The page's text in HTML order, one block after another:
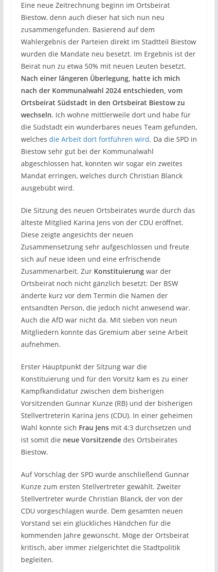
Eine neue Zeitrechnung beginn im Ortsbeirat
Biestow, denn auch dieser hat sich nun neu
zusammengefunden. Basierend auf dem
Wahlergebnis der Parteien direkt im Stadtteil Biestow
wurden die Mandate neu besetzt. Im Ergebnis ist der
Beirat nun zu etwa 50% mit neuen Leuten besetzt.
Nach einer längeren Überlegung, hatte ich mich
nach der Kommunalwahl 2024 entschieden, vom
Ortsbeirat Südstadt in den Ortsbeirat Biestow zu
wechseln. Ich wohne mittlerweile dort und habe für
die Südstadt ein wunderbares neues Team gefunden,
welches die Arbeit dort fortführen wird. Da die SPD in
Biestow sehr gut bei der Kommunalwahl
abgeschlossen hat, konnten wir sogar ein zweites
Mandat erringen, welches durch Christian Blanck
ausgebübt wird.
Die Sitzung des neuen Ortsbeirates wurde durch das
älteste Mitglied Karina Jens von der CDU eröffnet.
Diese zeigte angesichts der neuen
Zusammensetzung sehr aufgeschlossen und freute
sich auf neue Ideen und eine erfrischende
Zusammenarbeit. Zur Konstituierung war der
Ortsbeirat noch nicht gänzlich besetzt: Der BSW
änderte kurz vor dem Termin die Namen der
entsandten Person, die jedoch nicht anwesend war.
Auch die AfD war nicht da. Mit sieben von neun
Mitgliedern konnte das Gremium aber seine Arbeit
aufnehmen.
Erster Hauptpunkt der Sitzung war die
Konstituierung und für den Vorsitz kam es zu einer
Kampfkandidatur zwischen dem bisherigen
Vorsitzenden Gunnar Kunze (RB) und der bisherigen
Stellvertreterin Karina Jens (CDU). In einer geheimen
Wahl konnte sich Frau Jensmit 4:3 durchsetzen und
ist somit die neue Vorsitzende des Ortsbeirates
Biestow.
Auf Vorschlag der SPD wurde anschließend Gunnar
Kunze zum ersten Stellvertreter gewählt. Zweiter
Stellvertreter wurde Christian Blanck, der von der
CDU vorgeschlagen wurde. Dem gesamten neuen
Vorstand sei ein glückliches Händchen für die
kommenden Jahre gewünscht. Möge der Ortsbeirat
kritisch, aber immer zielgerichtet die Stadtpolitik
begleiten.